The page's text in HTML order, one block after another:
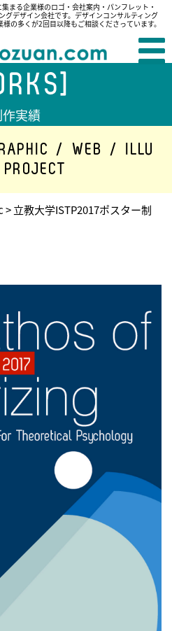
まる企業様のロゴ・会社案内・パンフレット・
グデザイン会社です。デザインコンサルティング
の多くが2回目以降もご相談くださっています。
実績
/ WEB /
ILLU
PROJECT
>立教大学ISTP2017ポスター制